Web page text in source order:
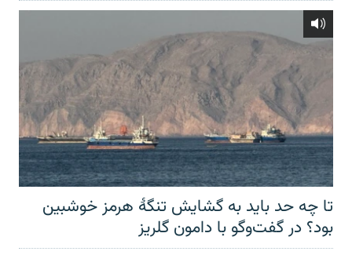
تا چه حد باید به گشایش تنگهٔ هرمز خوشبین
بود؟ در گفت‌وگو با دامون گلریز